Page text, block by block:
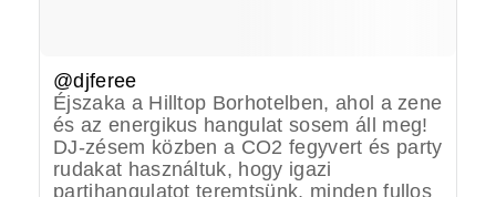
@djferee
Éjszaka a Hilltop Borhotelben, ahol a zene
és az energikus hangulat sosem áll meg!
DJ-zésem közben a CO2 fegyvert és party
rudakat használtuk, hogy igazi
partihangulatot teremtsünk, minden fullos